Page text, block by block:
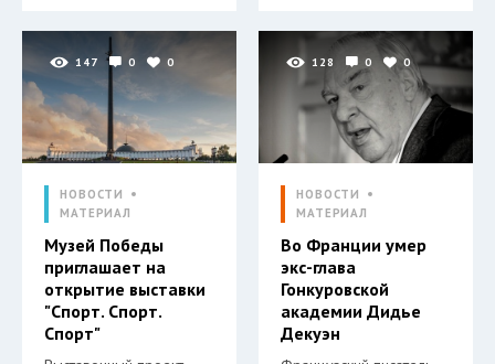
147 0 0
НОВОСТИ
МАТЕРИАЛ
Музей Победы
приглашает на
открытие выставки
"Спорт. Спорт.
Спорт"
128 0 0
НОВОСТИ
МАТЕРИАЛ
Во Франции умер
экс-глава
Гонкуровской
академии Дидье
Декуэн